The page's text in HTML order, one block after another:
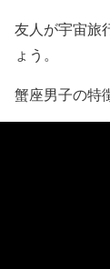
友人が宇宙旅
ょう。
蟹座男子の特